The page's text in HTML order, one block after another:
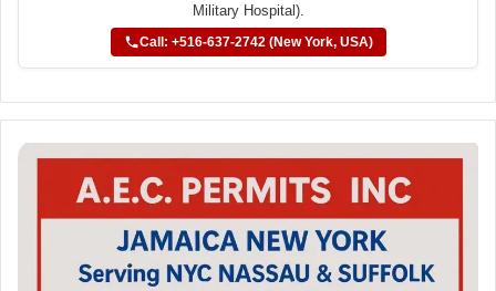
Military Hospital).
Call: +516-637-2742 (New York, USA)